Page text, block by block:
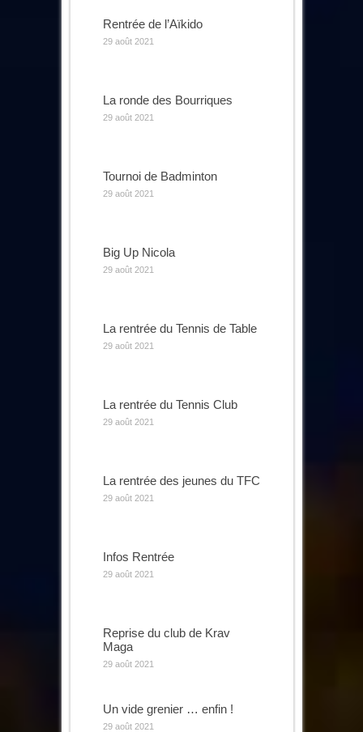
Rentrée de l’Aïkido
29 août 2021
La ronde des Bourriques
29 août 2021
Tournoi de Badminton
29 août 2021
Big Up Nicola
29 août 2021
La rentrée du Tennis de Table
29 août 2021
La rentrée du Tennis Club
29 août 2021
La rentrée des jeunes du TFC
29 août 2021
Infos Rentrée
29 août 2021
Reprise du club de Krav
Maga
29 août 2021
Un vide grenier … enfin !
29 août 2021